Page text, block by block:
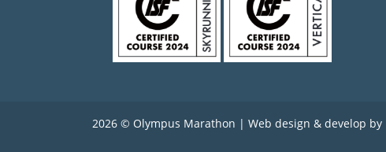
2026 © Olympus Marathon | Web design & develop by